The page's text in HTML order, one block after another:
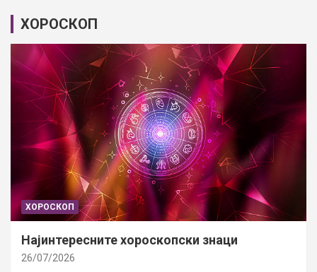
ХОРОСКОП
ХОРОСКОП
Најинтересните хороскопски знаци
26/07/2026